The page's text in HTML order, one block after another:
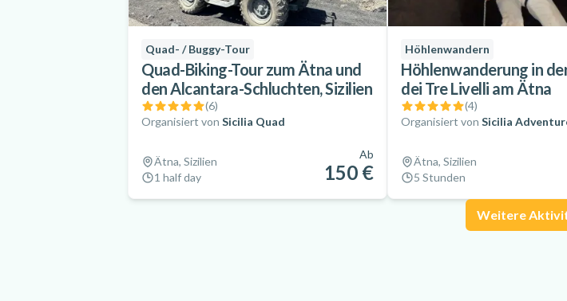
Quad- / Buggy-Tour
Quad-Biking-Tour zum Ätna und
den Alcantara-Schluchten, Sizilien
(6)
Organisiert von Sicilia Quad
Ätna, Sizilien
1 half day
Ab
150 €
Höhlenwandern
Höhlenwanderung in
dei Tre Livelli am Ätna
(4)
Organisiert von Sicilia
Ätna, Sizilien
5 Stunden
Weitere